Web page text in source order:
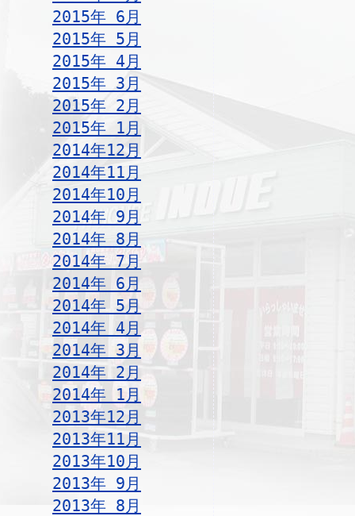
2015年 6月
2015年 5月
2015年 4月
2015年 3月
2015年 2月
2015年 1月
2014年12月
2014年11月
2014年10月
2014年 9月
2014年 8月
2014年 7月
2014年 6月
2014年 5月
2014年 4月
2014年 3月
2014年 2月
2014年 1月
2013年12月
2013年11月
2013年10月
2013年 9月
2013年 8月